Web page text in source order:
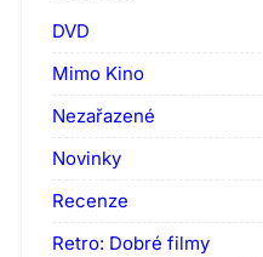
DVD
Mimo Kino
Nezařazené
Novinky
Recenze
Retro: Dobré filmy